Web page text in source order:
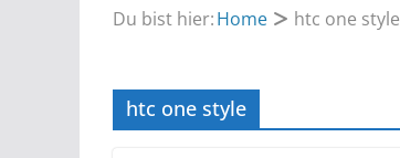
Du bist hier:Home htc one style
htc one style